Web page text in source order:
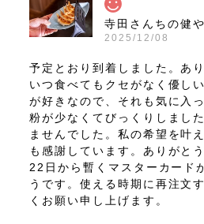
寺田さんちの健
2025/12/08
予定とおり到着しました。あ
いつ食べてもクセがなく優し
が好きなので、それも気に入
粉が少なくてびっくりしまし
ませんでした。私の希望を叶
も感謝しています。ありがと
22日から暫くマスターカード
うです。使える時期に再注文
くお願い申し上げます。